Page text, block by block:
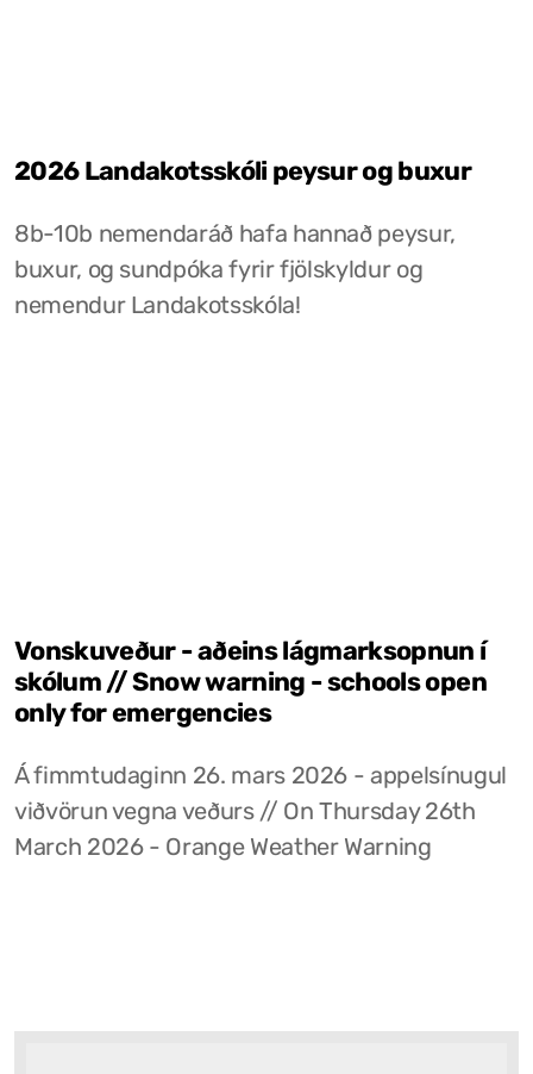
2026 Landakotsskóli peysur og buxur
8b-10b nemendaráð hafa hannað peysur,
buxur, og sundpóka fyrir fjölskyldur og
nemendur Landakotsskóla!
Vonskuveður - aðeins lágmarksopnun í
skólum // Snow warning - schools open
only for emergencies
Á fimmtudaginn 26. mars 2026 - appelsínugul
viðvörun vegna veðurs // On Thursday 26th
March 2026 - Orange Weather Warning